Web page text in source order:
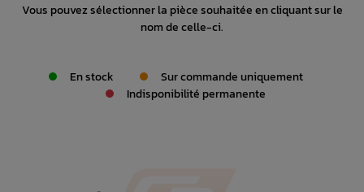
Vous pouvez sélectionner la pièce souhaitée en cliquant sur le
nom de celle-ci.
En stock
Sur commande uniquement
Indisponibilité permanente